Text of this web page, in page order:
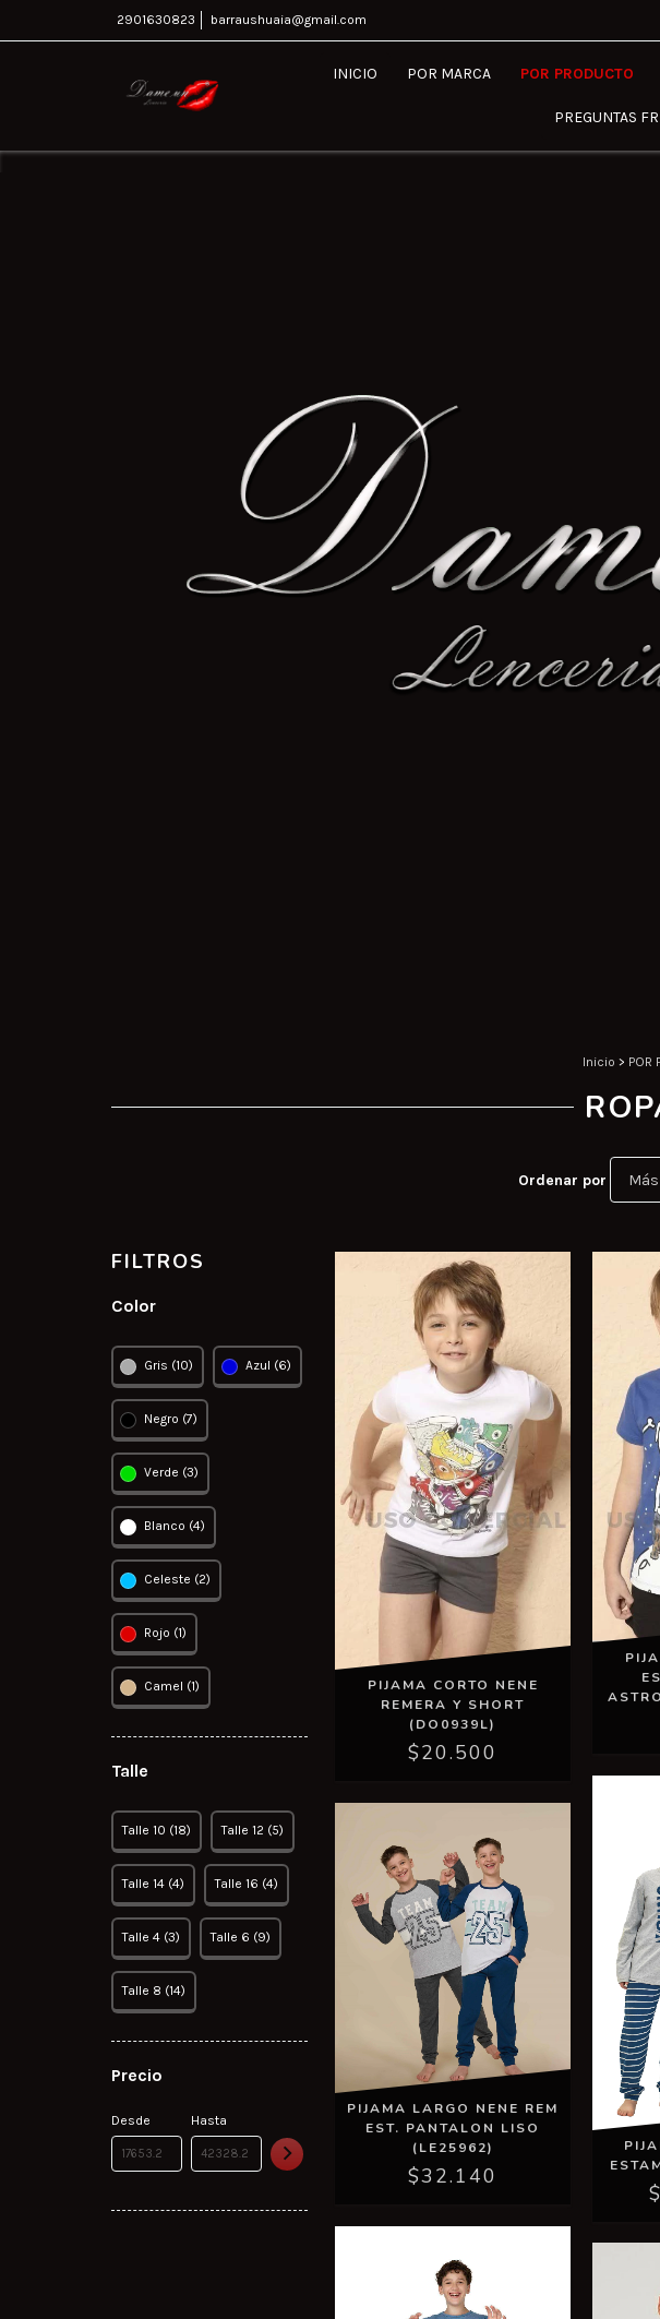
2901630823 barraushuaia@gmail.com
INICIO POR MARCA POR PRODUCTO
PREGUNTAS
Inicio > POR
Ordenar por
FILTROS
Color
Gris (10) Azul (6)
Negro (7)
Verde (3)
Blanco (4)
Celeste (2)
Rojo (1)
Camel (1)
Talle
Talle 10 (18) Talle 12 (5)
Talle 14 (4) Talle 16 (4)
Talle 4 (3) Talle 6 (9)
Talle 8 (14)
Precio
Desde Hasta
PIJAMA CORTO NENE
REMERA Y SHORT
(DO0939L)
$20.500
PIJAMA LARGO NENE REM
EST. PANTALON LISO
(LE25962)
$32.140